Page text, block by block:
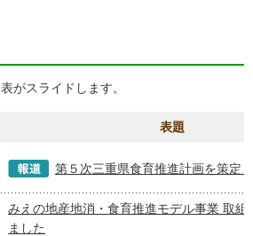
がスライドします。
表題
第５次三重県食育推進計画を策定
みえの地産地消・食育推進モデル事業 取組
ました